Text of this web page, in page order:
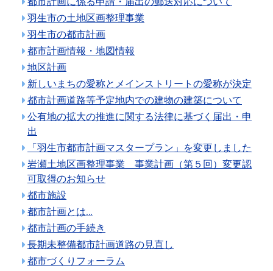
羽生市の土地区画整理事業
羽生市の都市計画
都市計画情報・地図情報
地区計画
新しいまちの愛称とメインストリートの愛称が決定
都市計画道路等予定地内での建物の建築について
公有地の拡大の推進に関する法律に基づく届出・申
出
「羽生市都市計画マスタープラン」を変更しました
岩瀬土地区画整理事業 事業計画（第５回）変更認
可取得のお知らせ
都市施設
都市計画とは…
都市計画の手続き
長期未整備都市計画道路の見直し
都市づくりフォーラム